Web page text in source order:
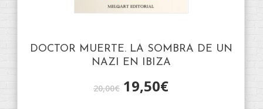
DOCTOR MUERTE. LA SOMBRA DE UN
NAZI EN IBIZA
20,00€ 19,50€